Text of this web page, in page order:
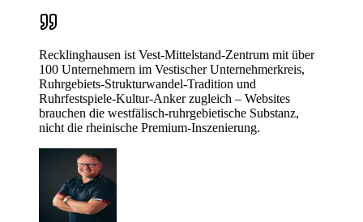
Recklinghausen ist Vest-Mittelstand-Zentrum mit über
100 Unternehmern im Vestischer Unternehmerkreis,
Ruhrgebiets-Strukturwandel-Tradition und
Ruhrfestspiele-Kultur-Anker zugleich – Websites
brauchen die westfälisch-ruhrgebietische Substanz,
nicht die rheinische Premium-Inszenierung.